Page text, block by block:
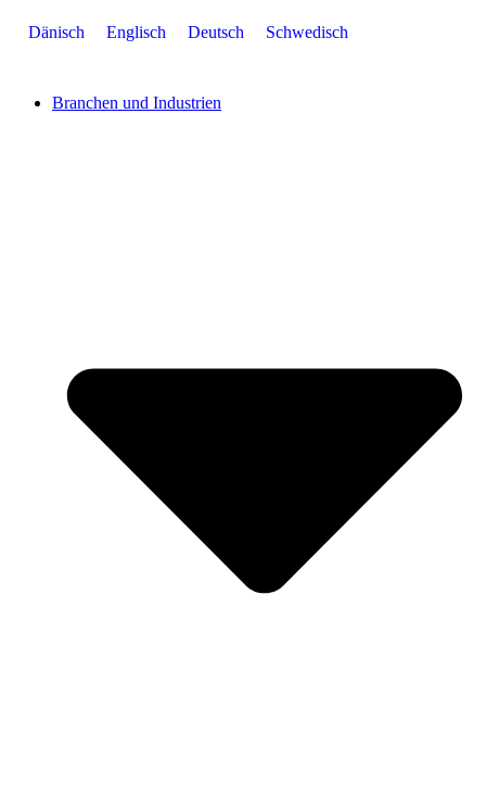
Inhalt
Dänisch Englisch Deutsch Schwedisch
Branchen und Industrien